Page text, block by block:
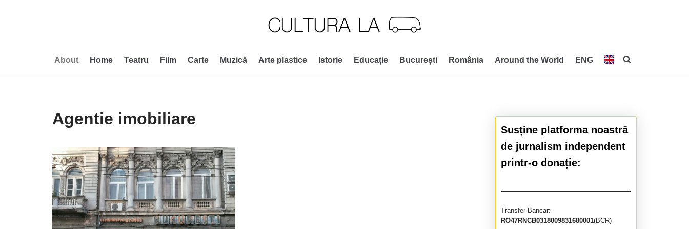
About Home Teatru Film Carte Muzică Arte plastice Istorie Educație București România Around the World ENG
Agentie imobiliare
Susține platforma noastră
de jurnalism independent
printr-o donație:
Transfer Bancar:
RO47RNCB0318009831680001(BCR)